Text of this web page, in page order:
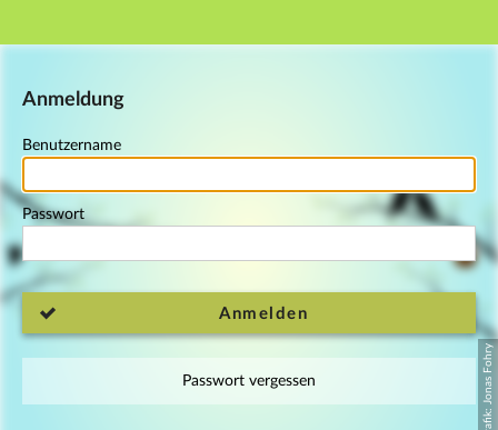
Hauptnavigation
Anmeldung
Benutzername
Passwort
Anmelden
Passwort vergessen